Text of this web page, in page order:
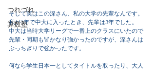
つれづれ
算数塾
そして実はこの深さん、私の大学の先輩なんです。
私が1年で中大に入ったとき、先輩は3年でした。
中大は当時大学リーグで一番上のクラスにいたので
先輩・同期も皆かなり強かったのですが、深さんは
ぶっちぎりで強かったです。
何なら学生日本一としてタイトルを取ったり、大人